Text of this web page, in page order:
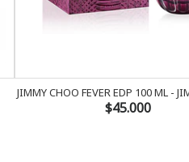
JIMMY CHOO FEVER EDP 100 ML -
$45.000